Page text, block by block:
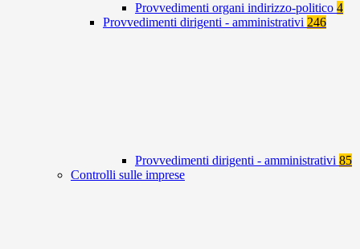
Provvedimenti organi indirizzo-politico 4
Provvedimenti dirigenti - amministrativi 246
Provvedimenti dirigenti - amministrativi 85
Controlli sulle imprese